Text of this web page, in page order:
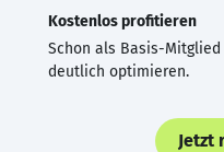
Kostenlos profitieren
Schon als Basis-Mitglied
deutlich optimieren.
Jetzt